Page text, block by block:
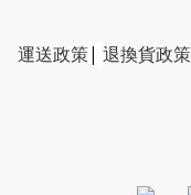
運送政策| 退換貨政策